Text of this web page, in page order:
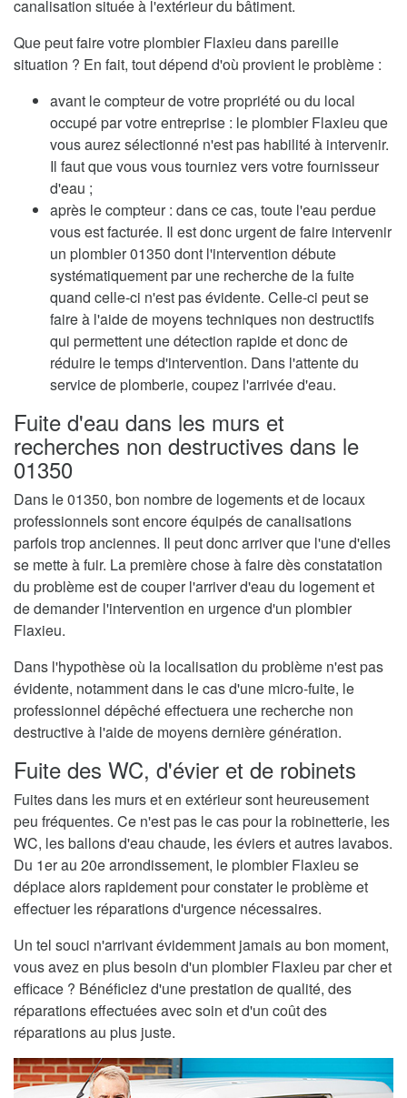
canalisation située à l'extérieur du bâtiment.
Que peut faire votre plombier Flaxieu dans pareille
situation ? En fait, tout dépend d'où provient le problème :
avant le compteur de votre propriété ou du local
occupé par votre entreprise : le plombier Flaxieu que
vous aurez sélectionné n'est pas habilité à intervenir.
Il faut que vous vous tourniez vers votre fournisseur
d'eau ;
après le compteur : dans ce cas, toute l'eau perdue
vous est facturée. Il est donc urgent de faire intervenir
un plombier 01350 dont l'intervention débute
systématiquement par une recherche de la fuite
quand celle-ci n'est pas évidente. Celle-ci peut se
faire à l'aide de moyens techniques non destructifs
qui permettent une détection rapide et donc de
réduire le temps d'intervention. Dans l'attente du
service de plomberie, coupez l'arrivée d'eau.
Fuite d'eau dans les murs et
recherches non destructives dans le
01350
Dans le 01350, bon nombre de logements et de locaux
professionnels sont encore équipés de canalisations
parfois trop anciennes. Il peut donc arriver que l'une d'elles
se mette à fuir. La première chose à faire dès constatation
du problème est de couper l'arriver d'eau du logement et
de demander l'intervention en urgence d'un plombier
Flaxieu.
Dans l'hypothèse où la localisation du problème n'est pas
évidente, notamment dans le cas d'une micro-fuite, le
professionnel dépêché effectuera une recherche non
destructive à l'aide de moyens dernière génération.
Fuite des WC, d'évier et de robinets
Fuites dans les murs et en extérieur sont heureusement
peu fréquentes. Ce n'est pas le cas pour la robinetterie, les
WC, les ballons d'eau chaude, les éviers et autres lavabos.
Du 1er au 20e arrondissement, le plombier Flaxieu se
déplace alors rapidement pour constater le problème et
effectuer les réparations d'urgence nécessaires.
Un tel souci n'arrivant évidemment jamais au bon moment,
vous avez en plus besoin d'un plombier Flaxieu par cher et
efficace ? Bénéficiez d'une prestation de qualité, des
réparations effectuées avec soin et d'un coût des
réparations au plus juste.